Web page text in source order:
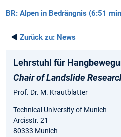
BR: Alpen in Bedrängnis (6:51
◄ Zurück zu: News
Lehrstuhl für
Chair of Landslide
Prof. Dr. M. Krautblatter
Technical University of Munich
Arcisstr. 21
80333 Munich